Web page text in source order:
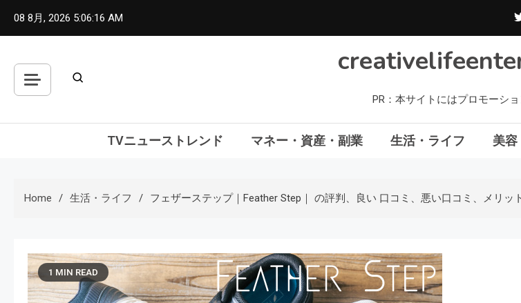
08 8月, 2026 5:06:17 AM
PR：本サイトにはプロモーシ
TVニューストレンド マネー・資産・副業 生活・ライフ 美容
Home 生活・ライフ フェザーステップ｜Feather Step｜ の評判、良い 口コミ、悪い口コミ、メリッ
1 MIN READ